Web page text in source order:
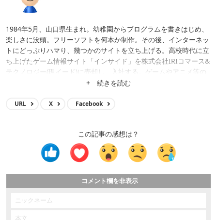
1984年5月、山口県生まれ。幼稚園からプログラムを書きはじめ、
楽しさに没頭。フリーソフトを何本か制作。その後、インターネッ
トにどっぷりハマり、幾つかのサイトを立ち上げる。高校時代に立
ち上げたゲーム情報サイト「インサイド」を株式会社IRIコマース&
テクノロジー(現イード)に売却し、入社する。ゲームやアニメ等の
メディア運営、クロスワードアプリ開発、サイト立ち上げ、サイト
+ 続きを読む
URL X Facebook
この記事の感想は？
コメント欄を非表示